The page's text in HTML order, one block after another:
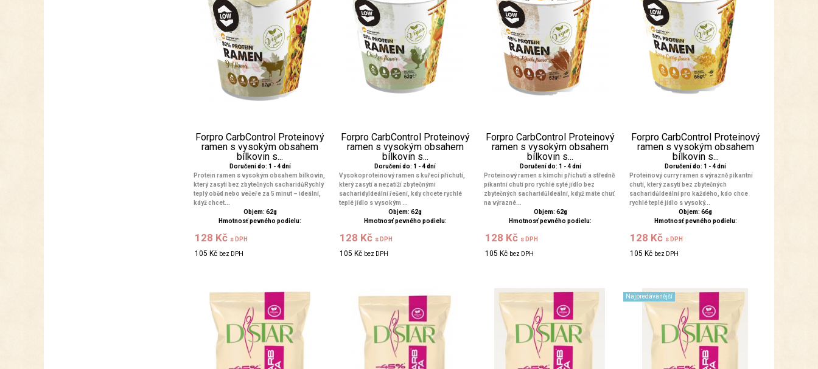
Forpro CarbControl Proteinový
ramen s vysokým obsahem
bílkovin s...
Doručení do: 1 - 4 dní
Protein ramen s vysokým obsahem bílkovin,
který zasytí bez zbytečných sacharidůRychlý
teplý oběd nebo večeře za 5 minut – ideální,
když chcet...
Objem: 62g
Hmotnosť pevného podielu:
128 Kč s DPH
105 Kč bez DPH
Forpro CarbControl Proteinový
ramen s vysokým obsahem
bílkovin s...
Doručení do: 1 - 4 dní
Vysokoproteinový ramen s kuřecí příchutí,
který zasytí a nezatíží zbytečnými
sacharidyIdeální řešení, kdy chcete rychlé
teplé jídlo s vysokým ...
Objem: 62g
Hmotnosť pevného podielu:
128 Kč s DPH
105 Kč bez DPH
Forpro CarbControl Proteinový
ramen s vysokým obsahem
bílkovin s...
Doručení do: 1 - 4 dní
Proteinový ramen s kimchi příchutí a středně
pikantní chutí pro rychlé syté jídlo bez
zbytečných sacharidůIdeální, když máte chuť
na výrazné...
Objem: 62g
Hmotnosť pevného podielu:
128 Kč s DPH
105 Kč bez DPH
Forpro CarbControl Proteinový
ramen s vysokým obsahem
bílkovin s...
Doručení do: 1 - 4 dní
Proteinový curry ramen s výrazně pikantní
chutí, který zasytí bez zbytečných
sacharidůIdeální pro každého, kdo chce
rychlé teplé jídlo s vysoký...
Objem: 66g
Hmotnosť pevného podielu:
128 Kč s DPH
105 Kč bez DPH
Najpredávanější